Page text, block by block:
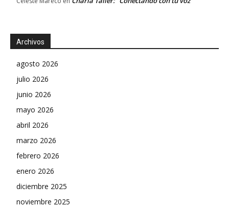
Archivos
agosto 2026
julio 2026
junio 2026
mayo 2026
abril 2026
marzo 2026
febrero 2026
enero 2026
diciembre 2025
noviembre 2025